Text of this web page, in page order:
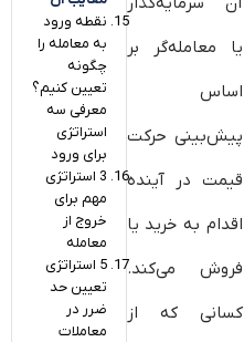
یا معامله‌گر بر
اساس
پیش‌بینی حرکت
قیمت در آینده
اقدام به خرید یا
فروش می‌کند.
کسانی که از
نقطه ورود
به معامله را
چگونه
تعیین کنیم؟
معرفی سه
استراتژی
برای ورود
3 استراتژی
مهم برای
خروج از
معامله
5 استراتژی
تعیین حد
ضرر در
معاملات